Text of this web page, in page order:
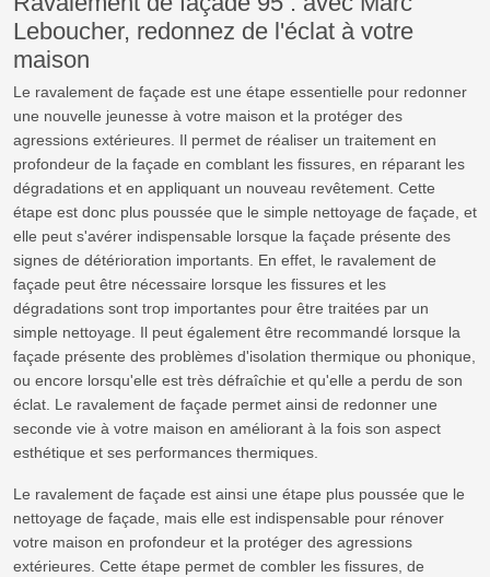
Leboucher, redonnez de l'éclat à votre
maison
Le ravalement de façade est une étape essentielle pour redonner
une nouvelle jeunesse à votre maison et la protéger des
agressions extérieures. Il permet de réaliser un traitement en
profondeur de la façade en comblant les fissures, en réparant les
dégradations et en appliquant un nouveau revêtement. Cette
étape est donc plus poussée que le simple nettoyage de façade, et
elle peut s'avérer indispensable lorsque la façade présente des
signes de détérioration importants. En effet, le ravalement de
façade peut être nécessaire lorsque les fissures et les
dégradations sont trop importantes pour être traitées par un
simple nettoyage. Il peut également être recommandé lorsque la
façade présente des problèmes d'isolation thermique ou phonique,
ou encore lorsqu'elle est très défraîchie et qu'elle a perdu de son
éclat. Le ravalement de façade permet ainsi de redonner une
seconde vie à votre maison en améliorant à la fois son aspect
esthétique et ses performances thermiques.
Le ravalement de façade est ainsi une étape plus poussée que le
nettoyage de façade, mais elle est indispensable pour rénover
votre maison en profondeur et la protéger des agressions
extérieures. Cette étape permet de combler les fissures, de